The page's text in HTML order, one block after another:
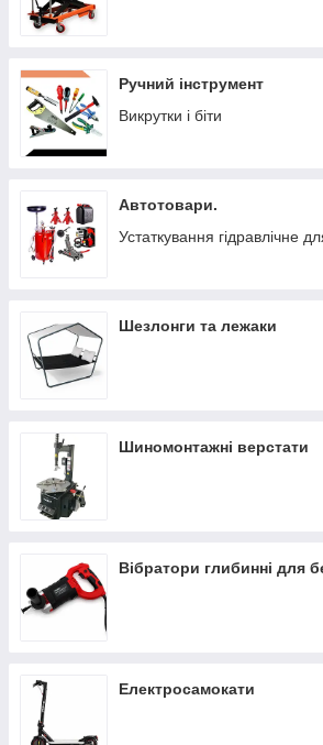
Ручний інструмент
Викрутки і біти
Автотовари.
Устаткування гідравлічне
Шезлонги та лежаки
Шиномонтажні верстати
Вібратори глибинні для
Електросамокати